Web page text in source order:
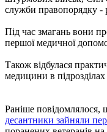
служби правопорядку -
Під час змагань вони
першої медичної
Також відбулася
медицини в
Раніше повідомлялося,
десантники зайняли